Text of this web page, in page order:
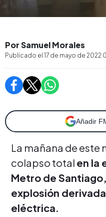
Por Samuel Morales
Publicado el 17 de mayo de 2022
Añadir
La mañana de este
colapso total en la
Metro de
explosión
eléctrica.